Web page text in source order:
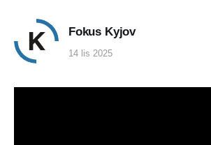
Fokus Kyjov
14 lis 2025